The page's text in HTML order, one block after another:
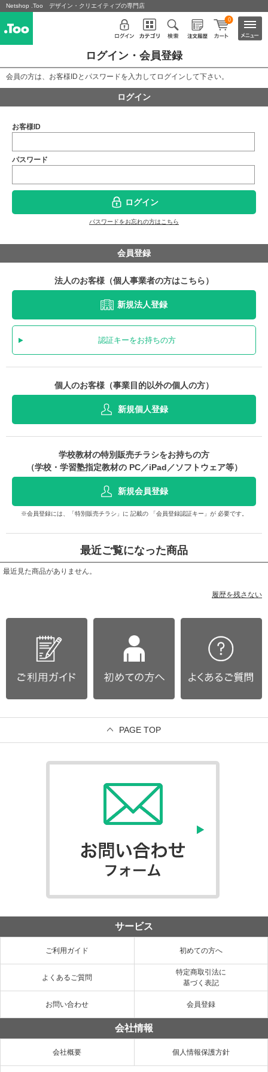
Netshop .Too デザイン・クリエイティブの専門店
0
ログイン・会員登録
会員の方は、お客様IDとパスワードを入力してログインして下さい。
ログイン
お客様ID
パスワード
ログイン
パスワードをお忘れの方はこちら
会員登録
法人のお客様（個人事業者の方はこちら）
新規法人登録
認証キーをお持ちの方
個人のお客様（事業目的以外の個人の方）
新規個人登録
学校教材の特別販売チラシをお持ちの方
（学校・学習塾指定教材の PC／iPad／ソフトウェア等）
新規会員登録
※会員登録には、「特別販売チラシ」に 記載の 「会員登録認証キー」が 必要です。
最近ご覧になった商品
最近見た商品がありません。
履歴を残さない
PAGE TOP
サービス
ご利用ガイド 初めての方へ
よくあるご質問
特定商取引法に
基づく表記
お問い合わせ 会員登録
会社情報
会社概要 個人情報保護方針